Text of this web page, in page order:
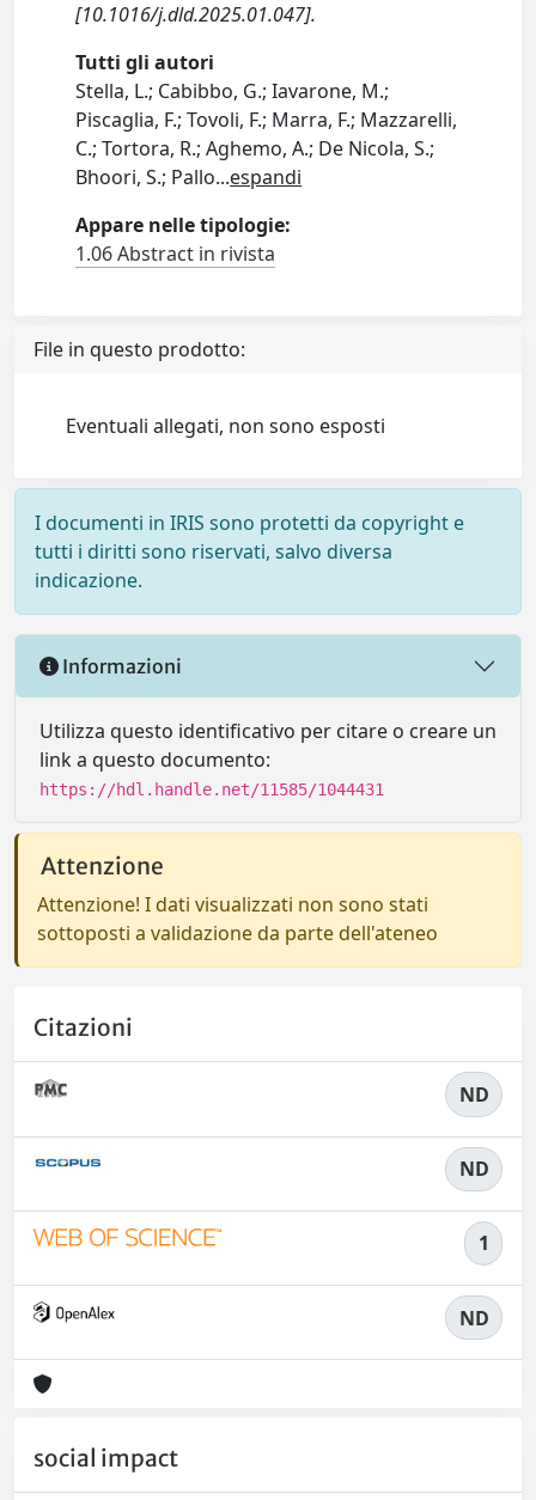
[10.1016/j.dld.2025.01.047].
Tutti gli autori
Stella, L.; Cabibbo, G.; Iavarone, M.;
Piscaglia, F.; Tovoli, F.; Marra, F.; Mazzarelli,
C.; Tortora, R.; Aghemo, A.; De Nicola, S.;
Bhoori, S.; Pallo...espandi
Appare nelle tipologie:
1.06 Abstract in rivista
File in questo prodotto:
Eventuali allegati, non sono esposti
I documenti in IRIS sono protetti da copyright e
tutti i diritti sono riservati, salvo diversa
indicazione.
Informazioni
Utilizza questo identificativo per citare o creare un
link a questo documento:
https://hdl.handle.net/11585/1044431
Attenzione
Attenzione! I dati visualizzati non sono stati
sottoposti a validazione da parte dell'ateneo
Citazioni
ND
ND
1
ND
social impact